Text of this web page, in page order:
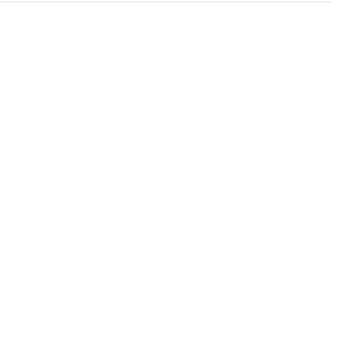
per l’anno successivo, al fine di garantire continuità
regolatori, rimane lo strumento attraverso cui
misure di sostegno.
italiano, promuovendo l’efficienza dei mercati, la tutela